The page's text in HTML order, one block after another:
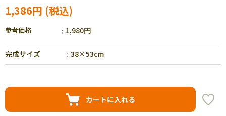
1,386円
参考価格 1,980円
完成サイズ 38×53cm
カートに入れる